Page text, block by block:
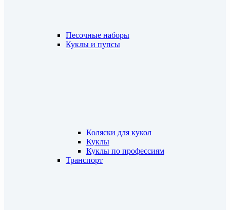
Песочные наборы
Куклы и пупсы
Коляски для кукол
Куклы
Куклы по профессиям
Транспорт